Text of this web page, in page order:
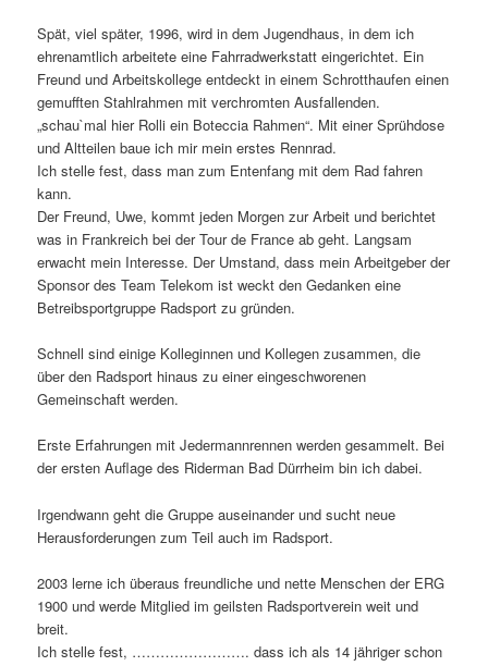
Spät, viel später, 1996, wird in dem Jugendhaus, in dem ich
ehrenamtlich arbeitete eine Fahrradwerkstatt eingerichtet. Ein
Freund und Arbeitskollege entdeckt in einem Schrotthaufen einen
gemufften Stahlrahmen mit verchromten Ausfallenden.
„schau`mal hier Rolli ein Boteccia Rahmen“. Mit einer Sprühdose
und Altteilen baue ich mir mein erstes Rennrad.
Ich stelle fest, dass man zum Entenfang mit dem Rad fahren
kann.
Der Freund, Uwe, kommt jeden Morgen zur Arbeit und berichtet
was in Frankreich bei der Tour de France ab geht. Langsam
erwacht mein Interesse. Der Umstand, dass mein Arbeitgeber der
Sponsor des Team Telekom ist weckt den Gedanken eine
Betreibsportgruppe Radsport zu gründen.
Schnell sind einige Kolleginnen und Kollegen zusammen, die
über den Radsport hinaus zu einer eingeschworenen
Gemeinschaft werden.
Erste Erfahrungen mit Jedermannrennen werden gesammelt. Bei
der ersten Auflage des Riderman Bad Dürrheim bin ich dabei.
Irgendwann geht die Gruppe auseinander und sucht neue
Herausforderungen zum Teil auch im Radsport.
2003 lerne ich überaus freundliche und nette Menschen der ERG
1900 und werde Mitglied im geilsten Radsportverein weit und
breit.
Ich stelle fest, ……………………. dass ich als 14 jähriger schon